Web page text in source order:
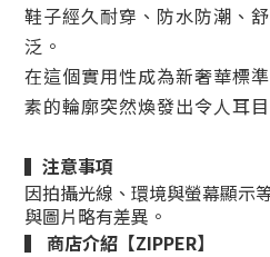
鞋子經久耐穿、防水防潮、
泛。
在這個實用性成為新奢華標
素的輪廓突然煥發出令人耳
▍ 注意事項
因拍攝光線、環境與螢幕顯示
與圖片略有差異。
▍ 商店介紹 【ZIPPER】